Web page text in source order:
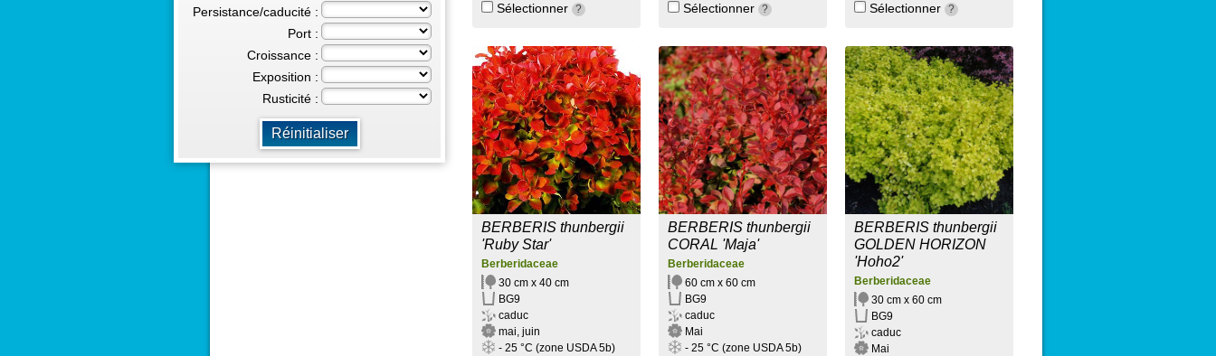
Persistance/caducité :
Port :
Croissance :
Exposition :
Rusticité :
Sélectionner ? Sélectionner ? Sélectionner ?
BERBERIS thunbergii
'Ruby Star'
Berberidaceae
30 cm x 40 cm
BG9
caduc
mai, juin
- 25 °C (zone USDA 5b)
BERBERIS thunbergii
CORAL 'Maja'
Berberidaceae
60 cm x 60 cm
BG9
caduc
Mai
- 25 °C (zone USDA 5b)
BERBERIS thunbergii
GOLDEN HORIZON
'Hoho2'
Berberidaceae
30 cm x 60 cm
BG9
caduc
Mai